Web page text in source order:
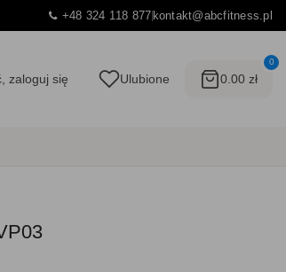
+48 324 118 877kontakt@abcfitness.pl
zaloguj się Ulubione
0
0.00 zł